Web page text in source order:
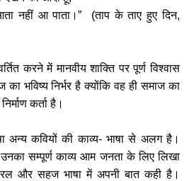
आ पाता।” (ताप के ताए हुए दिन,
करने में मानवीय शाक्ति पर पूर्ण विश्वास
भविष्य निर्भर है क्योंकि वह ही समाज का
कर्ता है।
अन्य कवियों की काव्य- भाषा से अलग है।
सम्पूर्ण काव्य आम जनता के लिए लिखा
और सहज भाषा में अपनी बात कही है।